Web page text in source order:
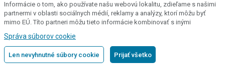
Máte nejakú otázku týkajúcu sa
produktu? Ozvite sa nám
Technická podpora /Po - Pia: 8:00 - 16:00
Informácie o tom, ako používate našu webovú lokalitu, zdieľame s našimi
partnermi v oblasti sociálnych médií, reklamy a analýzy, ktorí môžu byť
mimo EÚ. Títo partneri môžu tieto informácie kombinovať s inými
používania ich služieb.Podrobné informácie
Správa súborov cookie
Len nevyhnutné súbory cookie Prijať všetko